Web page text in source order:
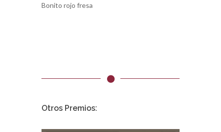
Bonito rojo fresa
Otros Premios: